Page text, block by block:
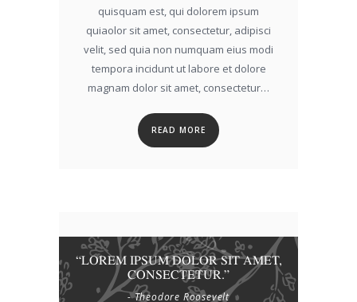
quisquam est, qui dolorem ipsum
quiaolor sit amet, consectetur, adipisci
velit, sed quia non numquam eius modi
tempora incidunt ut labore et dolore
magnam dolor sit amet, consectetur…
READ MORE
“LOREM IPSUM DOLOR SIT AMET,
CONSECTETUR.”
- Theodore Roosevelt